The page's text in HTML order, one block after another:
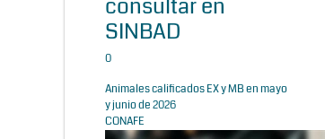
consultar en
SINBAD
0
Animales calificados EX y MB en mayo
y junio de 2026
CONAFE